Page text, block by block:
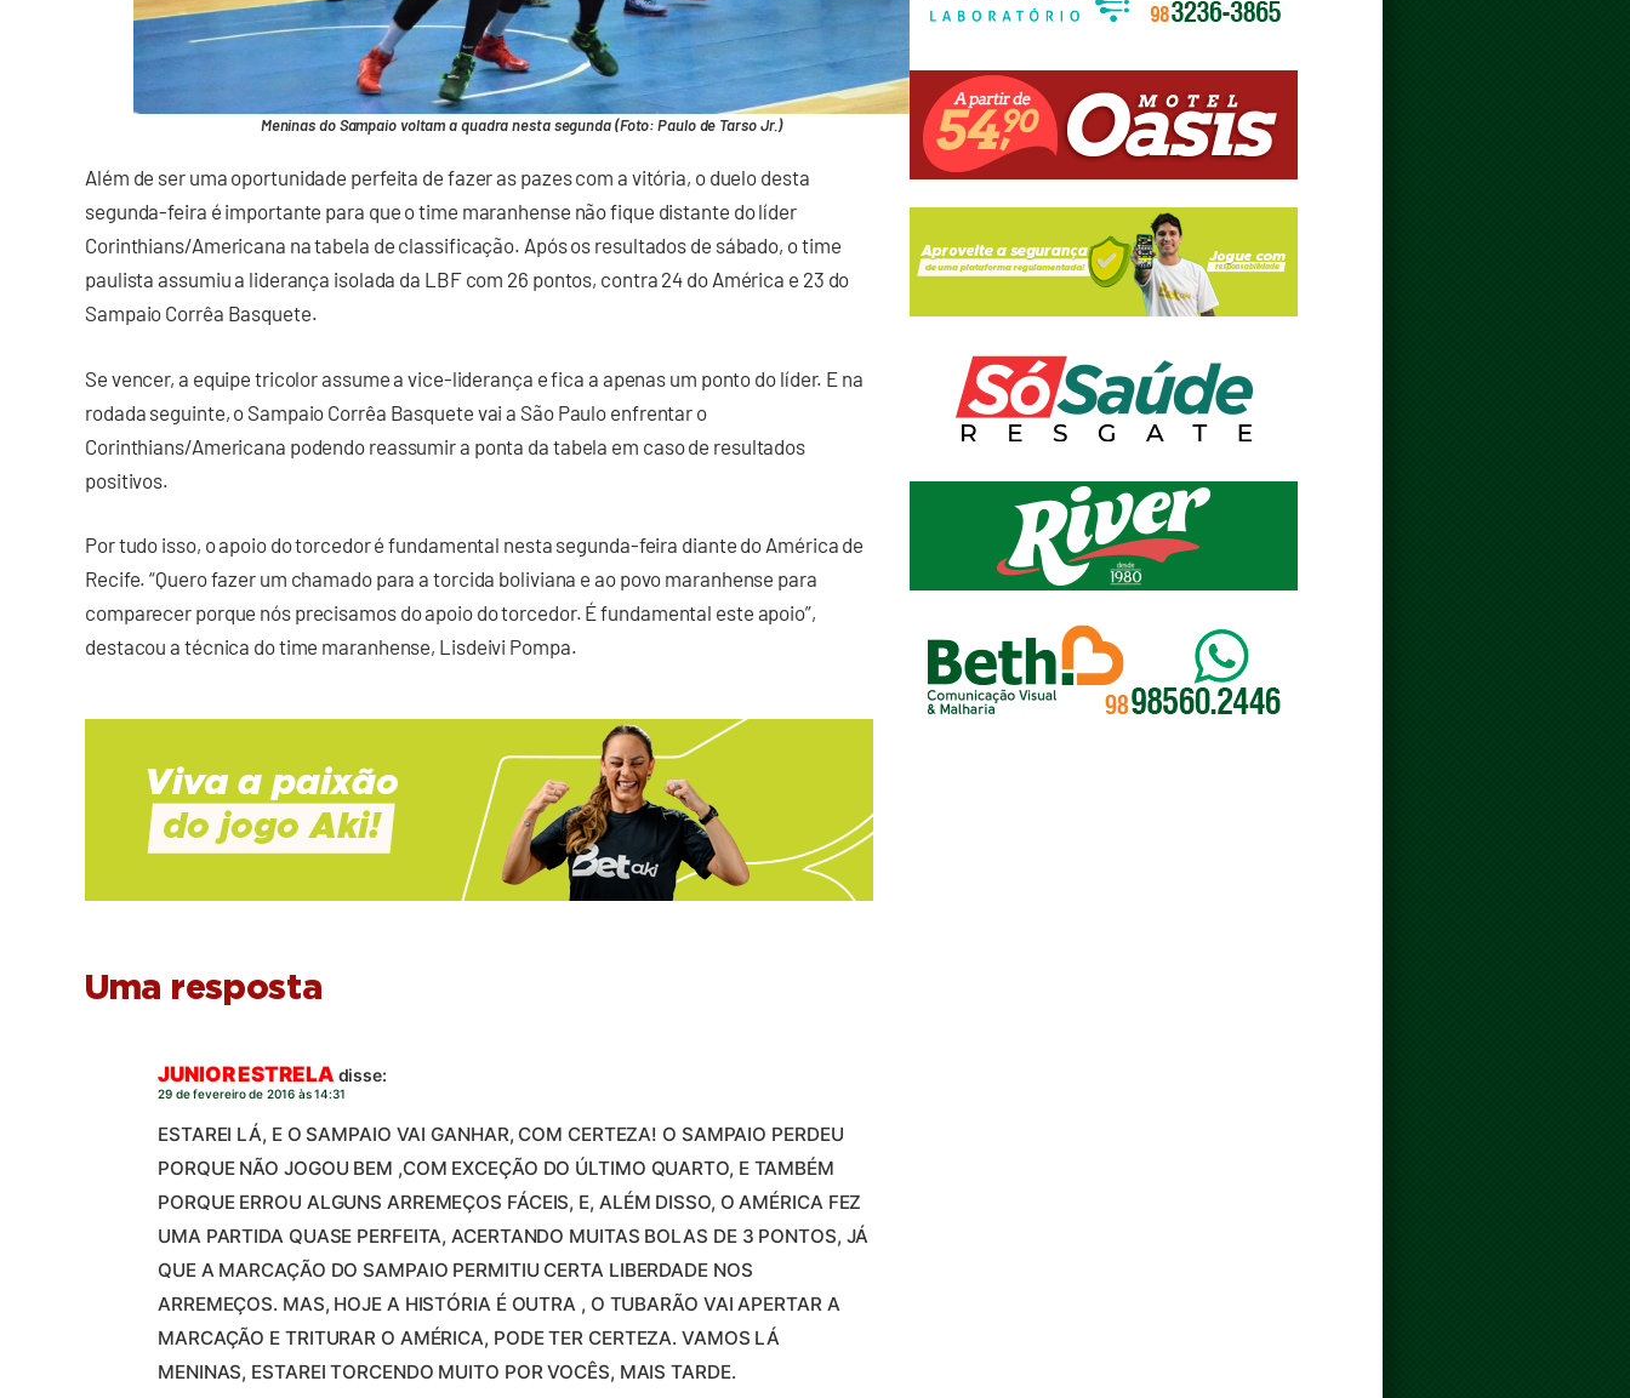
Meninas do Sampaio voltam a quadra nesta segunda (Foto: Paulo de Tarso Jr.)
Além de ser uma oportunidade perfeita de fazer as pazes com a vitória, o duelo desta
segunda-feira é importante para que o time maranhense não fique distante do líder
Corinthians/Americana na tabela de classificação. Após os resultados de sábado, o time
paulista assumiu a liderança isolada da LBF com 26 pontos, contra 24 do América e 23 do
Sampaio Corrêa Basquete.
Se vencer, a equipe tricolor assume a vice-liderança e fica a apenas um ponto do líder. E na
rodada seguinte, o Sampaio Corrêa Basquete vai a São Paulo enfrentar o
Corinthians/Americana podendo reassumir a ponta da tabela em caso de resultados
positivos.
Por tudo isso, o apoio do torcedor é fundamental nesta segunda-feira diante do América de
Recife. “Quero fazer um chamado para a torcida boliviana e ao povo maranhense para
comparecer porque nós precisamos do apoio do torcedor. É fundamental este apoio”,
destacou a técnica do time maranhense, Lisdeivi Pompa.
Uma resposta
JUNIOR ESTRELA disse:
29 de fevereiro de 2016 às 14:31
ESTAREI LÁ, E O SAMPAIO VAI GANHAR, COM CERTEZA! O SAMPAIO PERDEU
PORQUE NÃO JOGOU BEM ,COM EXCEÇÃO DO ÚLTIMO QUARTO, E TAMBÉM
PORQUE ERROU ALGUNS ARREMEÇOS FÁCEIS, E, ALÉM DISSO, O AMÉRICA FEZ
UMA PARTIDA QUASE PERFEITA, ACERTANDO MUITAS BOLAS DE 3 PONTOS, JÁ
QUE A MARCAÇÃO DO SAMPAIO PERMITIU CERTA LIBERDADE NOS
ARREMEÇOS. MAS, HOJE A HISTÓRIA É OUTRA , O TUBARÃO VAI APERTAR A
MARCAÇÃO E TRITURAR O AMÉRICA, PODE TER CERTEZA. VAMOS LÁ
MENINAS, ESTAREI TORCENDO MUITO POR VOCÊS, MAIS TARDE.